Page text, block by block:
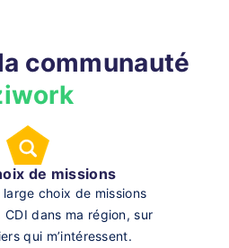
communauté
de missions
large choix de missions
CDI dans ma région, sur
qui m’intéressent.